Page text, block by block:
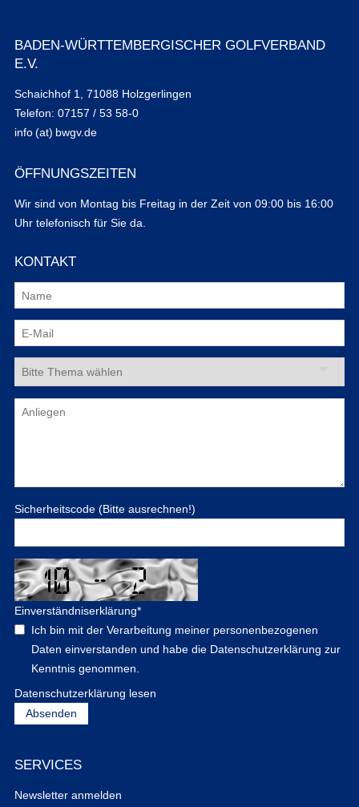
BADEN-WÜRTTEMBERGISCHER GOLFVERBAND
E.V.
Schaichhof 1, 71088 Holzgerlingen
Telefon: 07157 / 53 58-0
info (at) bwgv.de
ÖFFNUNGSZEITEN
Wir sind von Montag bis Freitag in der Zeit von 09:00 bis 16:00
Uhr telefonisch für Sie da.
KONTAKT
Sicherheitscode (Bitte ausrechnen!)
Einverständniserklärung*
Ich bin mit der Verarbeitung meiner personenbezogenen
Daten einverstanden und habe die Datenschutzerklärung zur
Kenntnis genommen.
Datenschutzerklärung lesen
SERVICES
Newsletter anmelden